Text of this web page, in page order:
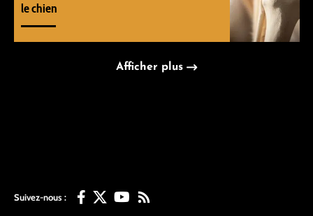
le chien
Afficher plus
Suivez-nous :